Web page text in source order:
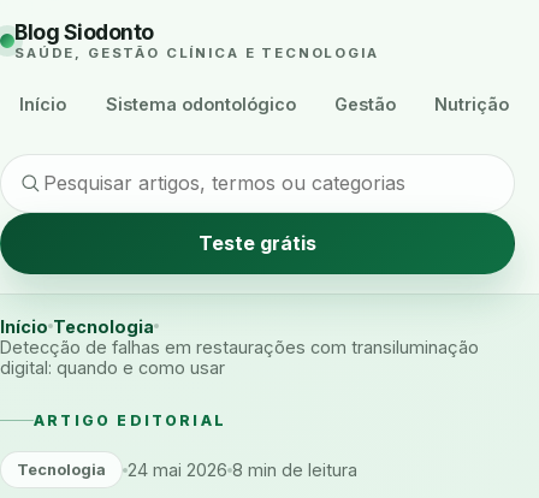
Blog Siodonto
SAÚDE, GESTÃO CLÍNICA E TECNOLOGIA
Início Sistema odontológico Gestão Nutrição
Teste grátis
Início Tecnologia
Detecção de falhas em restaurações com transiluminação
digital: quando e como usar
ARTIGO EDITORIAL
Tecnologia 24 mai 2026 8 min de leitura